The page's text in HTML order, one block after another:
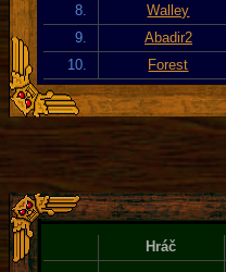
8.
Walley
9.
Abadir2
10.
Forest
Hráč